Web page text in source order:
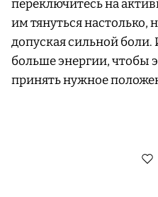
переключитесь на
им тянуться настолько,
допуская сильной
больше энергии, чтобы
принять нужное